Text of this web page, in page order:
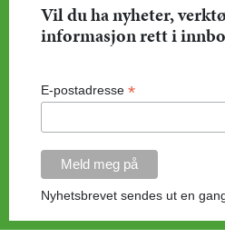
Vil du ha nyheter,
informasjon rett i
E-postadresse *
Nyhetsbrevet sendes ut en